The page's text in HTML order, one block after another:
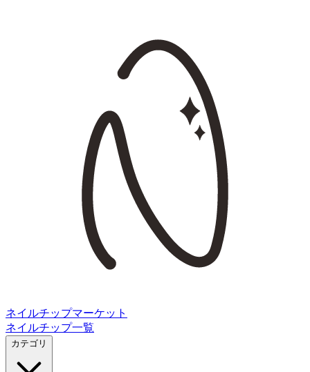
ネイルチップマーケット
ネイルチップ一覧
カテゴリ